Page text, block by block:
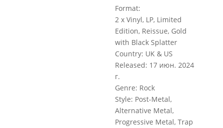
Format:
2 x Vinyl, LP, Limited
Edition, Reissue, Gold
with Black Splatter
Country: UK & US
Released: 17 июн. 2024
г.
Genre: Rock
Style: Post-Metal,
Alternative Metal,
Progressive Metal, Trap